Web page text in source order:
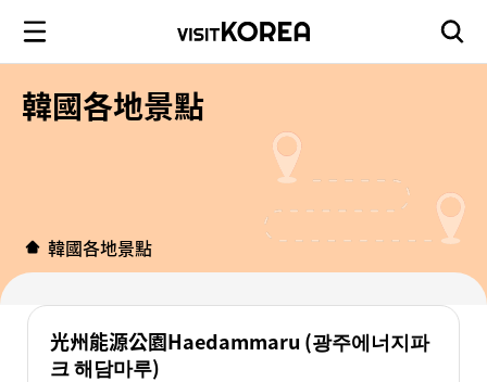
韓國各地景點
韓國各地景點
光州能源公園Haedammaru (광주에너지파
크 해담마루)